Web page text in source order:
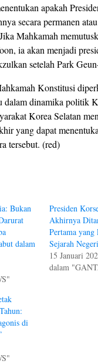
apakah
secara permanen
Mahkamah
ia akan menjadi
setelah Park
Konstitusi
dalam dinamika politik
Korea Selatan
yang dapat
tersebut. (red)
Bukan
dalam
Presiden
Akhirnya
Pertama yang
Sejarah
15 Januari
dalam
di